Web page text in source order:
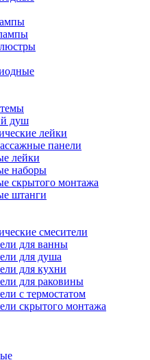
душ
лейки
панели
лейки
наборы
скрытого монтажа
штанги
смесители
для ванны
для душа
для кухни
для раковины
с термостатом
скрытого монтажа